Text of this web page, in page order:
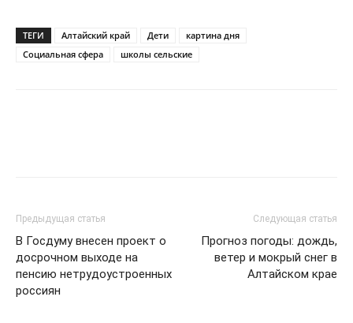
ТЕГИ Алтайский край Дети
картина дня
Социальная сфера
школы сельские
Предыдущая статья
В Госдуму внесен проект о
досрочном выходе на
пенсию нетрудоустроенных
россиян
Следующая статья
Прогноз погоды: дождь,
ветер и мокрый снег в
Алтайском крае